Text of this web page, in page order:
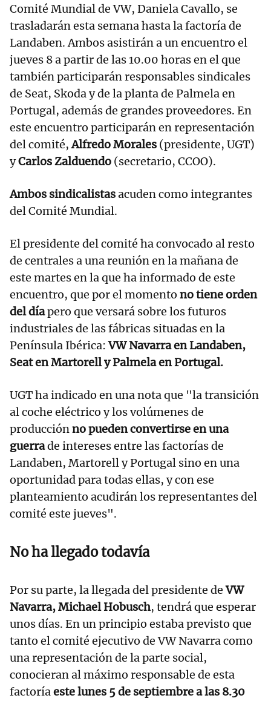
Comité Mundial de VW, Daniela Cavallo, se
trasladarán esta semana hasta la factoría de
Landaben. Ambos asistirán a un encuentro el
jueves 8 a partir de las 10.00 horas en el que
también participarán responsables sindicales
de Seat, Skoda y de la planta de Palmela en
Portugal, además de grandes proveedores. En
este encuentro participarán en representación
del comité,Alfredo Morales (presidente, UGT)
yCarlos Zalduendo (secretario, CCOO).
Ambos sindicalistasacuden como integrantes
del Comité Mundial.
El presidente del comité ha convocado al resto
de centrales a una reunión en la mañana de
este martes en la que ha informado de este
encuentro, que por el momento no tiene orden
del díapero que versará sobre los futuros
industriales de las fábricas situadas en la
Península Ibérica:VW Navarra en Landaben,
Seat en Martorell y Palmela en Portugal.
UGT ha indicado en una nota que "la transición
al coche eléctrico y los volúmenes de
producciónno pueden convertirse en una
guerrade intereses entre las factorías de
Landaben, Martorell y Portugal sino en una
oportunidad para todas ellas, y con ese
planteamiento acudirán los representantes del
comité este jueves".
No ha llegado todavía
Por su parte, la llegada del presidente deVW
Navarra, Michael Hobusch, tendrá que esperar
unos días. En un principio estaba previsto que
tanto el comité ejecutivo de VW Navarra como
una representación de la parte social,
conocieran al máximo responsable de esta
factoríaeste lunes 5 de septiembre a las 8.30